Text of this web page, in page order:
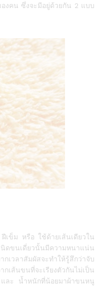
งคน ซึ่งจะมีอยู่ด้วยกัน 2 แบบ
เข็ม หรือ ใช้ด้ายเส้นเดียวใน
ดขนเดี่ยวนั้นมีความหนาแน่น
วลาสัมผัสจะทำให้รู้สึกว่าจับ
นขนที่จะเรียงตัวกันไม่เป็น
ละ น้ำหนักที่น้อยมาผ้าขนหนู